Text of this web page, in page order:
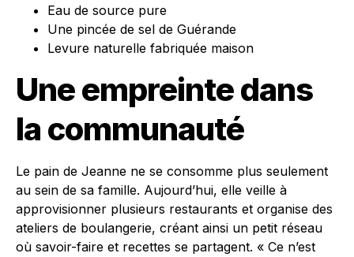
Eau de source pure
Une pincée de sel de Guérande
Levure naturelle fabriquée maison
Une empreinte dans
la communauté
Le pain de Jeanne ne se consomme plus seulement
au sein de sa famille. Aujourd’hui, elle veille à
approvisionner plusieurs restaurants et organise des
ateliers de boulangerie, créant ainsi un petit réseau
où savoir-faire et recettes se partagent. « Ce n’est